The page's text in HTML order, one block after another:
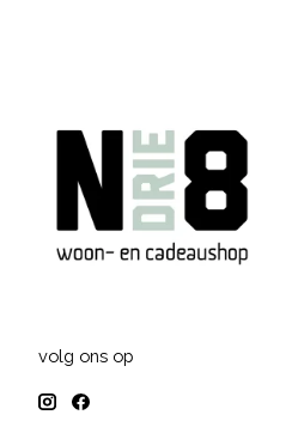
volg ons op